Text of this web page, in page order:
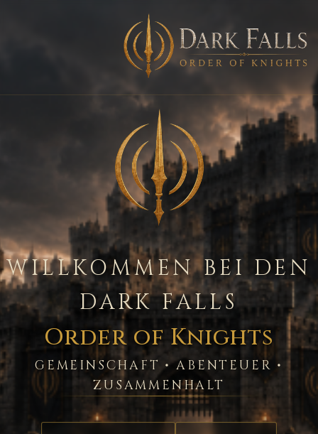
WILLKOMMEN BEI DEN
DARK FALLS
Order of Knights
GEMEINSCHAFT • ABENTEUER •
ZUSAMMENHALT